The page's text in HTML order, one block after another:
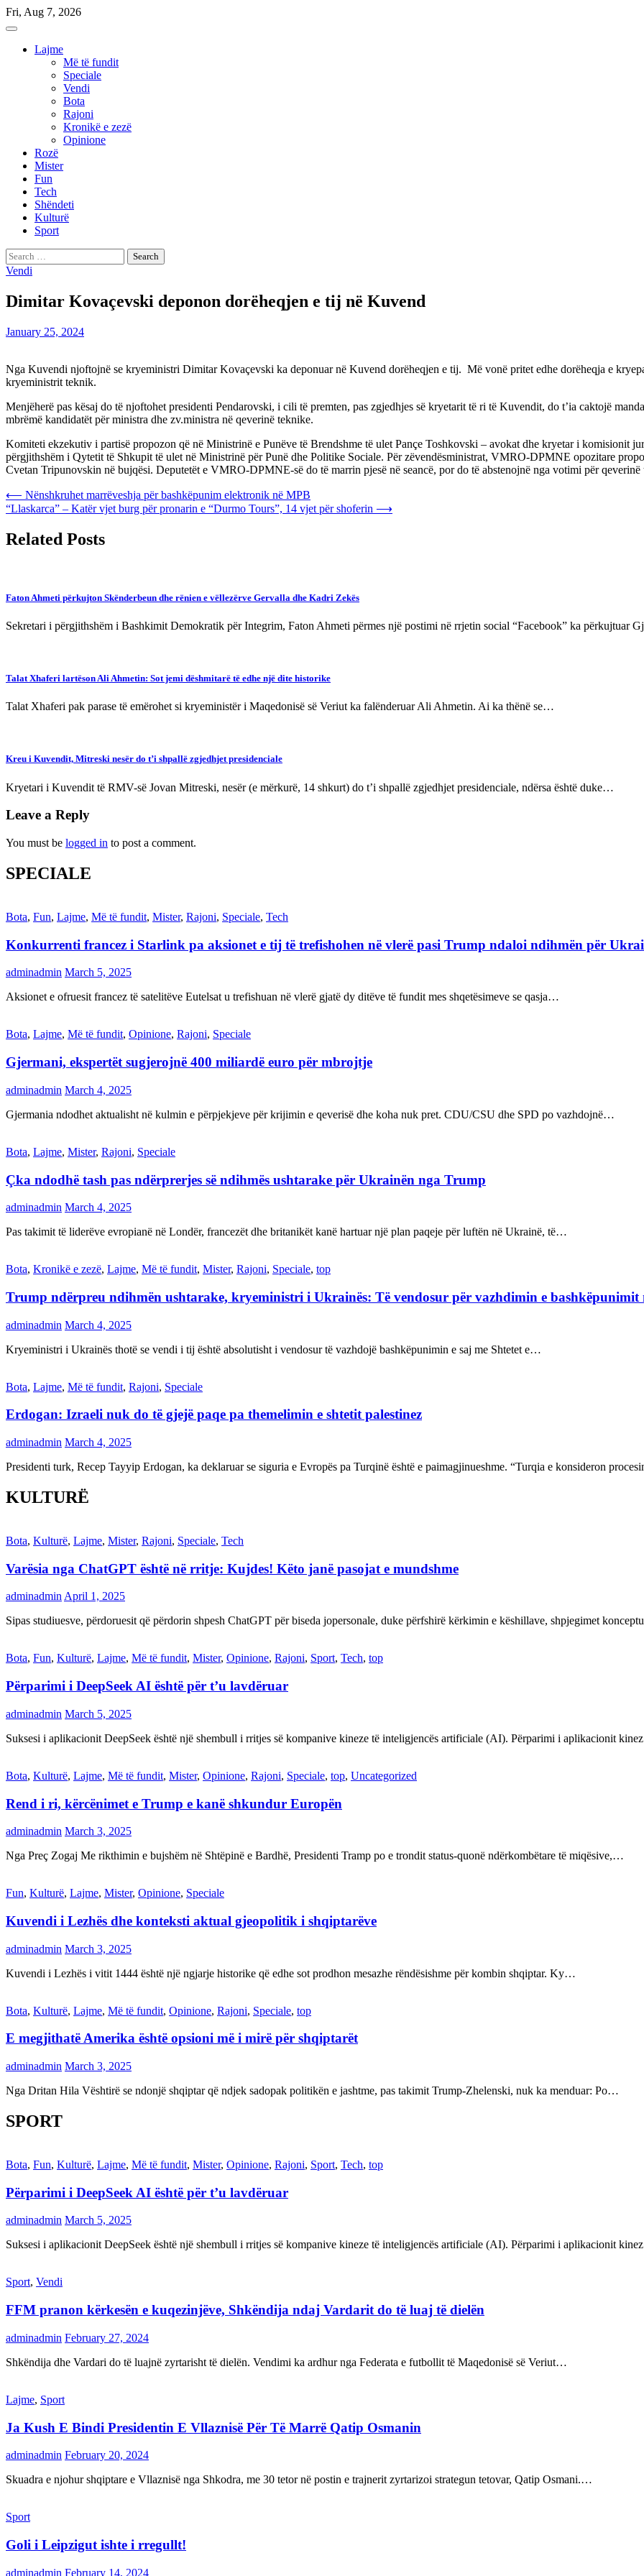
Skip
to
Fri, Aug 7, 2026
Lajme
Më të fundit
Speciale
Vendi
Bota
Rajoni
Kronikë e zezë
Opinione
Rozë
Mister
Fun
Tech
Shëndeti
Kulturë
Sport
Search
for:
Vendi
Dimitar Kovaçevski deponon dorëheqjen e tij në Kuvend
January 25, 2024
Nga Kuvendi njoftojnë se kryeministri Dimitar Kovaçevski ka deponuar në Kuvend dorëheqjen e tij. Më vonë pritet edhe dorëheqja e
kryeministrit teknik.
Menjëherë pas kësaj do të njoftohet presidenti Pendarovski, i cili të premten, pas zgjedhjes së kryetarit të ri të Kuvendit, do t’ia caktojë
mbrëmë kandidatët për ministra dhe zv.ministra në qeverinë teknike.
Komiteti ekzekutiv i partisë propozon që në Ministrinë e Punëve të Brendshme të ulet Pançe Toshkovski – avokat dhe kryetar i
përgjithshëm i Qytetit të Shkupit të ulet në Ministrinë për Punë dhe Politike Sociale. Për zëvendësministrat, VMRO-DPMNE opozitare
Cvetan Tripunovskin në bujqësi. Deputetët e VMRO-DPMNE-së do të marrin pjesë në seancë, por do të abstenojnë nga votimi për qeverinë
Post
navigation
⟵ Nënshkruhet marrëveshja për bashkëpunim elektronik në MPB
“Llaskarca” – Katër vjet burg për pronarin e “Durmo Tours”, 14 vjet për shoferin ⟶
Related Posts
Faton Ahmeti përkujton Skënderbeun dhe rënien e vëllezërve Gervalla dhe Kadri Zekës
Sekretari i përgjithshëm i Bashkimit Demokratik për Integrim, Faton Ahmeti përmes një postimi në rrjetin social “Facebook” ka përkujtuar
Talat Xhaferi lartëson Ali Ahmetin: Sot jemi dëshmitarë të edhe një dite historike
Talat Xhaferi pak parase të emërohet si kryeministër i Maqedonisë së Veriut ka falënderuar Ali Ahmetin. Ai ka thënë se…
Kreu i Kuvendit, Mitreski nesër do t’i shpallë zgjedhjet presidenciale
Kryetari i Kuvendit të RMV-së Jovan Mitreski, nesër (e mërkurë, 14 shkurt) do t’i shpallë zgjedhjet presidenciale, ndërsa është duke…
Leave a Reply
You must be logged in to post a comment.
SPECIALE
Bota, Fun, Lajme, Më të fundit, Mister, Rajoni, Speciale, Tech
Konkurrenti francez i Starlink pa aksionet e tij të trefishohen në vlerë pasi Trump ndaloi ndihmën për
adminadmin March 5, 2025
Aksionet e ofruesit francez të satelitëve Eutelsat u trefishuan në vlerë gjatë dy ditëve të fundit mes shqetësimeve se qasja…
Bota, Lajme, Më të fundit, Opinione, Rajoni, Speciale
Gjermani, ekspertët sugjerojnë 400 miliardë euro për mbrojtje
adminadmin March 4, 2025
Gjermania ndodhet aktualisht në kulmin e përpjekjeve për krijimin e qeverisë dhe koha nuk pret. CDU/CSU dhe SPD po vazhdojnë…
Bota, Lajme, Mister, Rajoni, Speciale
Çka ndodhë tash pas ndërprerjes së ndihmës ushtarake për Ukrainën nga Trump
adminadmin March 4, 2025
Pas takimit të liderëve evropianë në Londër, francezët dhe britanikët kanë hartuar një plan paqeje për luftën në Ukrainë, të…
Bota, Kronikë e zezë, Lajme, Më të fundit, Mister, Rajoni, Speciale, top
Trump ndërpreu ndihmën ushtarake, kryeministri i Ukrainës: Të vendosur për vazhdimin e bashkëpunimit
adminadmin March 4, 2025
Kryeministri i Ukrainës thotë se vendi i tij është absolutisht i vendosur të vazhdojë bashkëpunimin e saj me Shtetet e…
Bota, Lajme, Më të fundit, Rajoni, Speciale
Erdogan: Izraeli nuk do të gjejë paqe pa themelimin e shtetit palestinez
adminadmin March 4, 2025
Presidenti turk, Recep Tayyip Erdogan, ka deklaruar se siguria e Evropës pa Turqinë është e paimagjinueshme. “Turqia e konsideron
KULTURË
Bota, Kulturë, Lajme, Mister, Rajoni, Speciale, Tech
Varësia nga ChatGPT është në rritje: Kujdes! Këto janë pasojat e mundshme
adminadmin April 1, 2025
Sipas studiuesve, përdoruesit që përdorin shpesh ChatGPT për biseda jopersonale, duke përfshirë kërkimin e këshillave, shpjegimet
Bota, Fun, Kulturë, Lajme, Më të fundit, Mister, Opinione, Rajoni, Sport, Tech, top
Përparimi i DeepSeek AI është për t’u lavdëruar
adminadmin March 5, 2025
Suksesi i aplikacionit DeepSeek është një shembull i rritjes së kompanive kineze të inteligjencës artificiale (AI). Përparimi i aplikacionit
Bota, Kulturë, Lajme, Më të fundit, Mister, Opinione, Rajoni, Speciale, top, Uncategorized
Rend i ri, kërcënimet e Trump e kanë shkundur Europën
adminadmin March 3, 2025
Nga Preç Zogaj Me rikthimin e bujshëm në Shtëpinë e Bardhë, Presidenti Tramp po e trondit status-quonë ndërkombëtare të miqësive,…
Fun, Kulturë, Lajme, Mister, Opinione, Speciale
Kuvendi i Lezhës dhe konteksti aktual gjeopolitik i shqiptarëve
adminadmin March 3, 2025
Kuvendi i Lezhës i vitit 1444 është një ngjarje historike që edhe sot prodhon mesazhe rëndësishme për kombin shqiptar. Ky…
Bota, Kulturë, Lajme, Më të fundit, Opinione, Rajoni, Speciale, top
E megjithatë Amerika është opsioni më i mirë për shqiptarët
adminadmin March 3, 2025
Nga Dritan Hila Vështirë se ndonjë shqiptar që ndjek sadopak politikën e jashtme, pas takimit Trump-Zhelenski, nuk ka menduar: Po…
SPORT
Bota, Fun, Kulturë, Lajme, Më të fundit, Mister, Opinione, Rajoni, Sport, Tech, top
Përparimi i DeepSeek AI është për t’u lavdëruar
adminadmin March 5, 2025
Suksesi i aplikacionit DeepSeek është një shembull i rritjes së kompanive kineze të inteligjencës artificiale (AI). Përparimi i aplikacionit
Sport, Vendi
FFM pranon kërkesën e kuqezinjëve, Shkëndija ndaj Vardarit do të luaj të dielën
adminadmin February 27, 2024
Shkëndija dhe Vardari do të luajnë zyrtarisht të dielën. Vendimi ka ardhur nga Federata e futbollit të Maqedonisë së Veriut…
Lajme, Sport
Ja Kush E Bindi Presidentin E Vllaznisë Për Të Marrë Qatip Osmanin
adminadmin February 20, 2024
Skuadra e njohur shqiptare e Vllaznisë nga Shkodra, me 30 tetor në postin e trajnerit zyrtarizoi strategun tetovar, Qatip Osmani.…
Sport
Goli i Leipzigut ishte i rregullt!
adminadmin February 14, 2024